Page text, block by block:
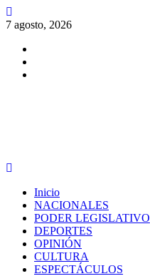
Saltar
al
7 agosto, 2026
Inicio
NACIONALES
PODER LEGISLATIVO
DEPORTES
OPINIÓN
CULTURA
ESPECTÁCULOS